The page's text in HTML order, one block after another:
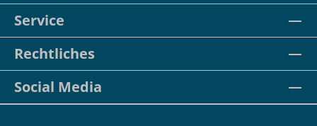
Service
Rechtliches
Social Media